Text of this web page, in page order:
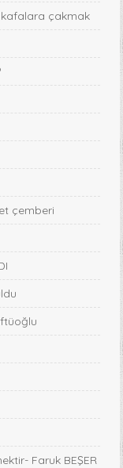
kafalara çakmak
çemberi
Faruk BEŞER